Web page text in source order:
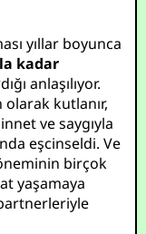
yıllar boyunca
kadar
anlaşılıyor.
kutlanır,
ve saygıyla
eşcinseldi. Ve
birçok
yaşamaya